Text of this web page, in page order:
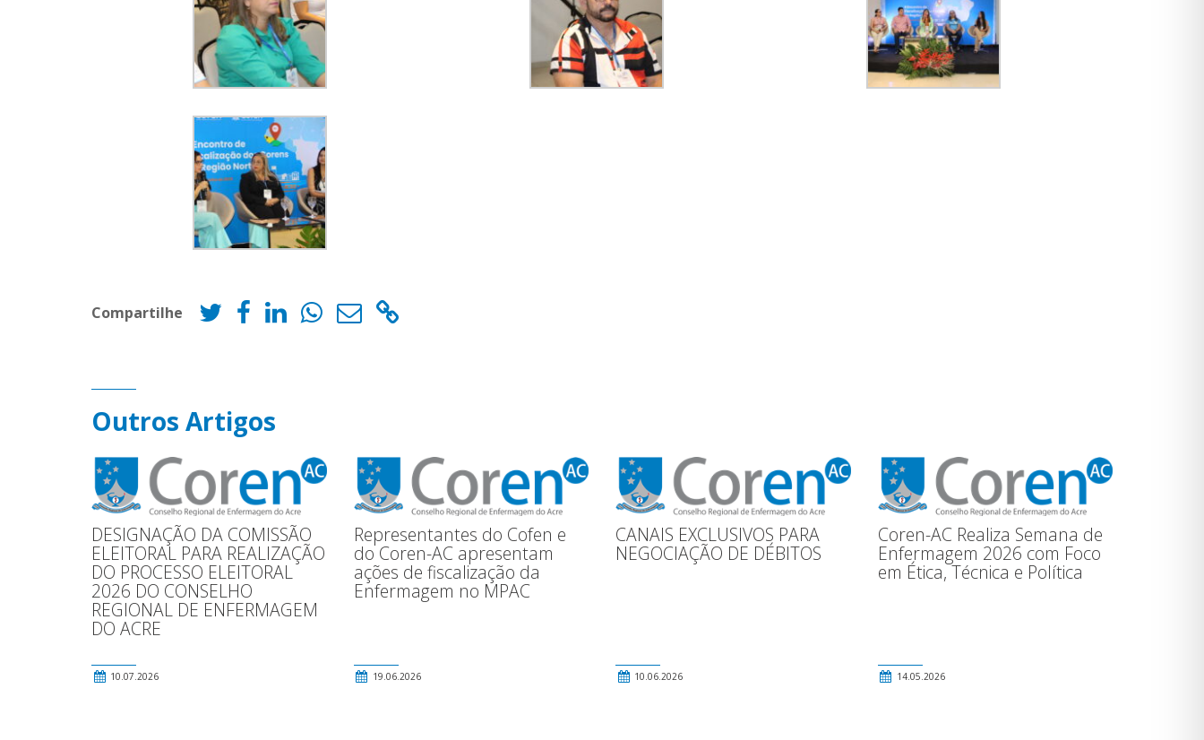
Compartilhe
Outros Artigos
DESIGNAÇÃO DA COMISSÃO
ELEITORAL PARA REALIZAÇÃO
DO PROCESSO ELEITORAL
2026 DO CONSELHO
REGIONAL DE ENFERMAGEM
DO ACRE
10.07.2026
Representantes do Cofen e
do Coren-AC apresentam
ações de fiscalização da
Enfermagem no MPAC
19.06.2026
CANAIS EXCLUSIVOS PARA
NEGOCIAÇÃO DE DÉBITOS
10.06.2026
Coren-AC Realiza Semana de
Enfermagem 2026 com Foco
em Ética, Técnica e Política
14.05.2026